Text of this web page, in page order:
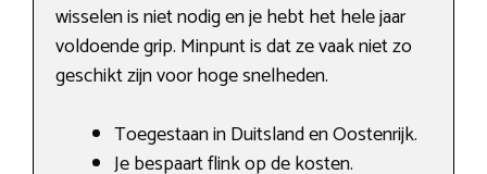
wisselen is niet nodig en je hebt het hele jaar
voldoende grip. Minpunt is dat ze vaak niet zo
geschikt zijn voor hoge snelheden.
Toegestaan in Duitsland en Oostenrijk.
Je bespaart flink op de kosten.